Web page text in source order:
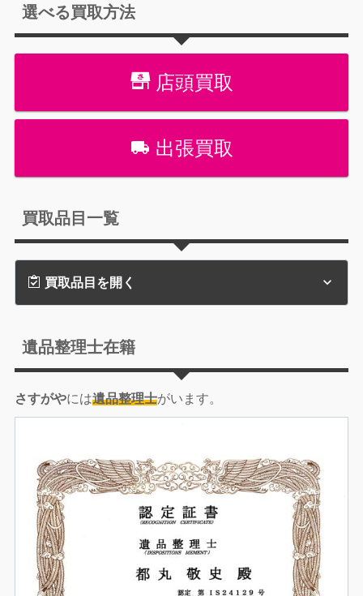
選べる買取方法
店頭買取
出張買取
買取品目一覧
買取品目を開く
遺品整理士在籍
さすがやには遺品整理士がいます。